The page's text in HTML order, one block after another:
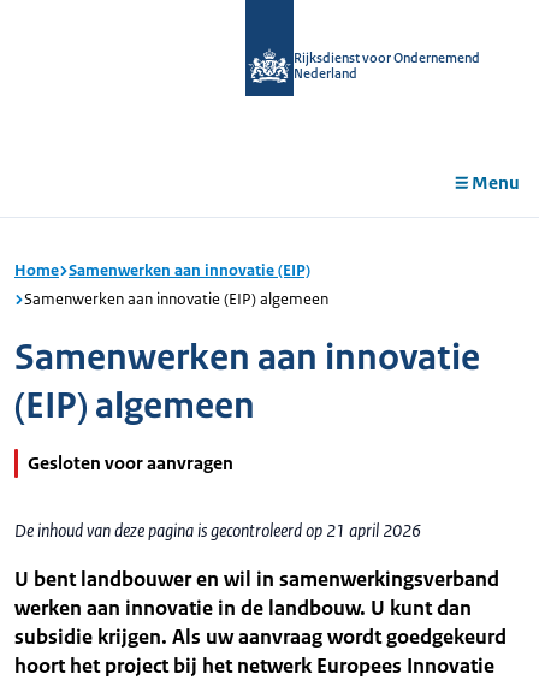
Rijksdienst voor Ondernemend
Nederland
Menu
Home Samenwerken aan innovatie (EIP)
Samenwerken aan innovatie (EIP) algemeen
Samenwerken aan innovatie
(EIP) algemeen
Gesloten voor aanvragen
De inhoud van deze pagina is gecontroleerd op 21 april 2026
U bent landbouwer en wil in samenwerkingsverband
werken aan innovatie in de landbouw. U kunt dan
subsidie krijgen. Als uw aanvraag wordt goedgekeurd
hoort het project bij het netwerk Europees Innovatie